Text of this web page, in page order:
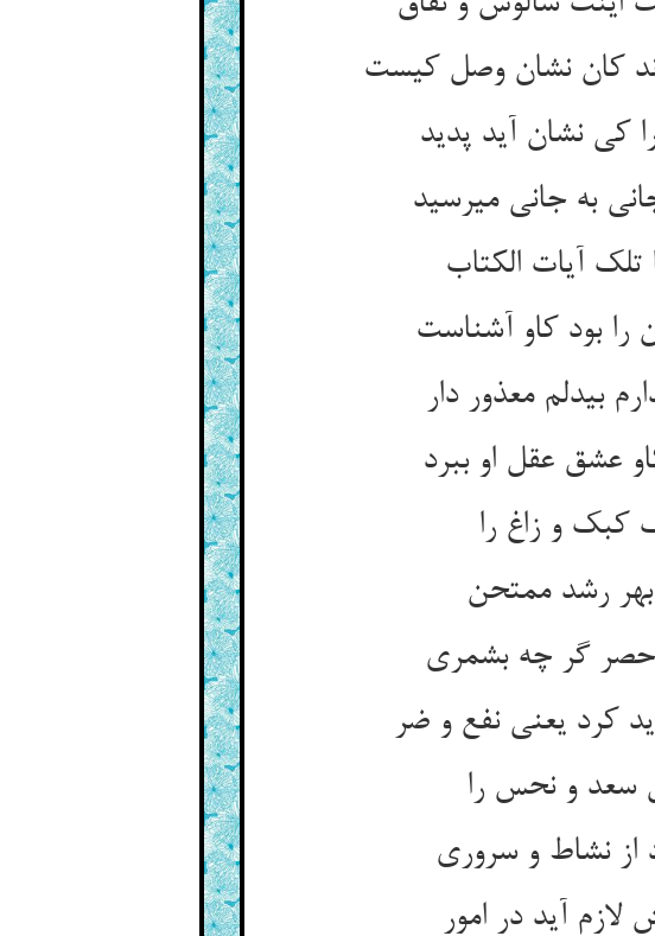
کان نشان وصل کیست‏
کی نشان آید پدید
به جانی می‏رسید
آیات الکتاب‏
بود کاو آشناست‏
بی‏دلم معذور دار
عشق عقل او ببرد
کبک و زاغ را
رشد ممتحن‏
حصر گر چه بشمری‏
کرد یعنی نفع و ضر
سعد و نحس را
نشاط و سروری‏
آید در امور